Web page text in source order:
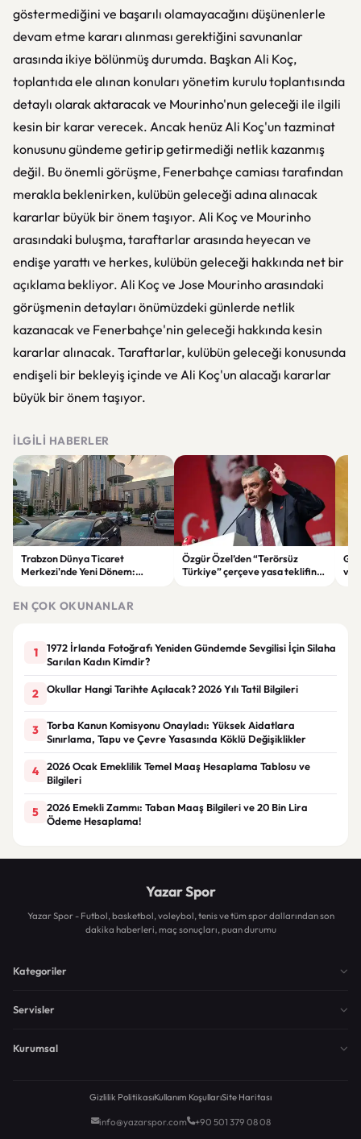
göstermediğini ve başarılı olamayacağını düşünenlerle
devam etme kararı alınması gerektiğini savunanlar
arasında ikiye bölünmüş durumda. Başkan Ali Koç,
toplantıda ele alınan konuları yönetim kurulu toplantısında
detaylı olarak aktaracak ve Mourinho'nun geleceği ile ilgili
kesin bir karar verecek. Ancak henüz Ali Koç'un tazminat
konusunu gündeme getirip getirmediği netlik kazanmış
değil. Bu önemli görüşme, Fenerbahçe camiası tarafından
merakla beklenirken, kulübün geleceği adına alınacak
kararlar büyük bir önem taşıyor. Ali Koç ve Mourinho
arasındaki buluşma, taraftarlar arasında heyecan ve
endişe yarattı ve herkes, kulübün geleceği hakkında net bir
açıklama bekliyor. Ali Koç ve Jose Mourinho arasındaki
görüşmenin detayları önümüzdeki günlerde netlik
kazanacak ve Fenerbahçe'nin geleceği hakkında kesin
kararlar alınacak. Taraftarlar, kulübün geleceği konusunda
endişeli bir bekleyiş içinde ve Ali Koç'un alacağı kararlar
büyük bir önem taşıyor.
İLGILI HABERLER
Trabzon Dünya Ticaret
Merkezi'nde Yeni Dönem:
Zaman Tamamlanacak?
Özgür Özel’den “Terörsüz
Türkiye” çerçeve yasa teklifine
ve
EN ÇOK OKUNANLAR
1
1972 İrlanda Fotoğrafı Yeniden Gündemde Sevgilisi İçin Silaha
Sarılan Kadın Kimdir?
2 Okullar Hangi Tarihte Açılacak? 2026 Yılı Tatil Bilgileri
3
Torba Kanun Komisyonu Onayladı: Yüksek Aidatlara
Sınırlama, Tapu ve Çevre Yasasında Köklü Değişiklikler
4
2026 Ocak Emeklilik Temel Maaş Hesaplama Tablosu ve
Bilgileri
5
2026 Emekli Zammı: Taban Maaş Bilgileri ve 20 Bin Lira
Ödeme Hesaplama!
Yazar Spor
Yazar Spor - Futbol, basketbol, voleybol, tenis ve tüm spor dallarından son
dakika haberleri, maç sonuçları, puan durumu
Kategoriler
Servisler
Kurumsal
Gizlilik PolitikasıKullanım KoşullarıSite Haritası
info@yazarspor.com +90 501 379 08 08